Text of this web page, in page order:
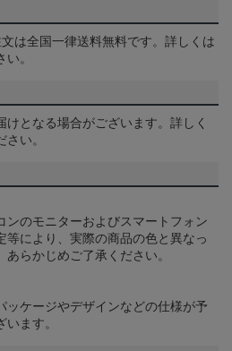
は全国一律送料無料です。詳しくは
。
となる場合がございます。詳しく
さい。
ンのモニターおよびスマートフォン
等により、実際の商品の色と異なっ
らかじめご了承ください。
ッケージやデザインなどの仕様が予
ます。